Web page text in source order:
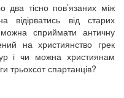
два тісно пов’язаних між
відірватись від старих
сприймати античну
на християнство грек
і чи можна християнам
трьохсот спартанців?